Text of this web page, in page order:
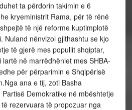
ta përdorin takimin e 6
kryeministrit Rama, për të rënë
të një reforme kuptimplotë
Nuland nënvizoi gjithashtu se kjo
të gjerë mes popullit shqiptar,
në marrëdhëniet mes SHBA-
për përparimin e Shqipërisë
ana e tij, zoti Basha
Demokratike në mbështetje
rezervuara të propozuar nga